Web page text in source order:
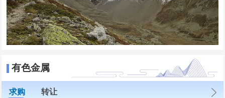
有色金属
求购 转让